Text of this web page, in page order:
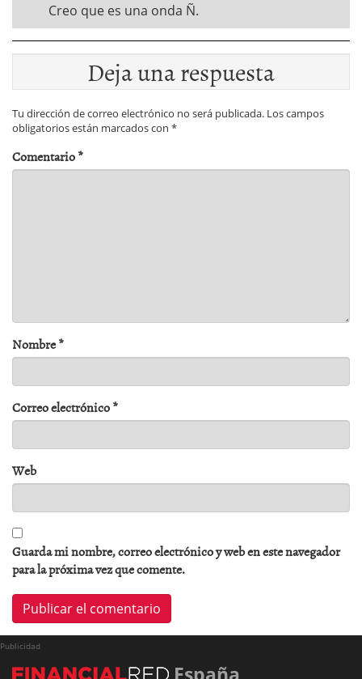
Creo que es una onda Ñ.
Deja una respuesta
Tu dirección de correo electrónico no será publicada. Los campos
obligatorios están marcados con *
Comentario*
Nombre*
Correo electrónico*
Web
Guarda mi nombre, correo electrónico y web en este navegador
para la próxima vez que comente.
Publicidad